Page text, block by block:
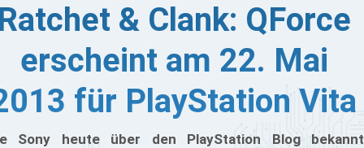
& Clank: QForce
erscheint am 22. Mai
für PlayStation Vita
Sony heute über den PlayStation Blog bekannt